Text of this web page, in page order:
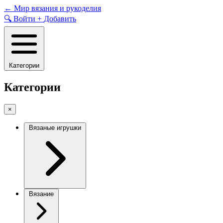
Skip
to
content
← Мир вязания и рукоделия
🔍 Войти + Добавить
Категории
Категории
×
Вязаные игрушки
Вязание